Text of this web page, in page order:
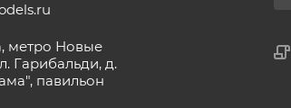
метро Новые
Гарибальди, д.
павильон